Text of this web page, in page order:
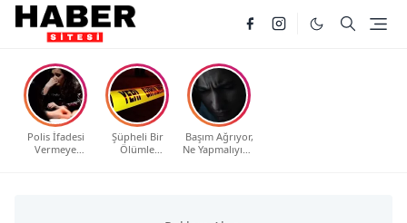
Polis İfadesi
Vermeye
Şüpheli Bir
Ölümle
Başım Ağrıyor,
Ne Yapmalıyım?